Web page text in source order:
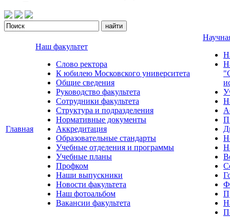
Главная
Наш факультет
Слово ректора
К юбилею Московского университета
Общие сведения
Руководство факультета
Сотрудники факультета
Структура и подразделения
Нормативные документы
Аккредитация
Образовательные стандарты
Учебные отделения и программы
Учебные планы
Профком
Наши выпускники
Новости факультета
Наш фотоальбом
Вакансии факультета